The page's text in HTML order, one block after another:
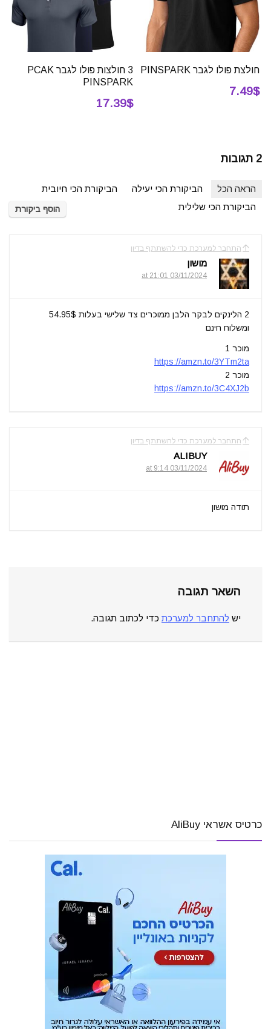
חולצת פולו לגבר PINSPARK
7.49$
3 חולצות פולו לגבר PCAK
PINSPARK
17.39$
2 תגובות
הראה הכל הביקורת הכי יעילה
הביקורת הכי חיובית
הביקורת הכי שלילית
הוסף ביקורת
התחבר למערכת כדי להשתתף בדיון
מושון
03/11/2024 at 21:01
2 הלינקים לבקר הלבן ממוכרים צד שלישי בעלות 54.95$
ומשלוח חינם
מוכר 1
https://amzn.to/3YTm2ta
מוכר 2
https://amzn.to/3C4XJ2b
התחבר למערכת כדי להשתתף בדיון
ALIBUY
03/11/2024 at 9:14
תודה מושון
השאר תגובה
יש להתחבר למערכת כדי לכתוב תגובה.
כרטיס אשראי AliBuy